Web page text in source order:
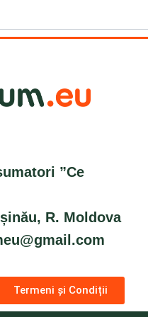
”Ce
R. Moldova
Termeni și Condiții